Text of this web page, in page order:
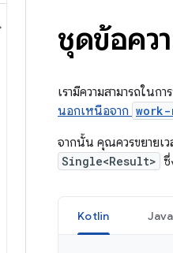
ชุดข้อคว
เรามีความสามารถใน
นอกเหนือจาก
จากนั้น คุณควรขยายเว
Single<Result> ซึ่
Kotlin Java